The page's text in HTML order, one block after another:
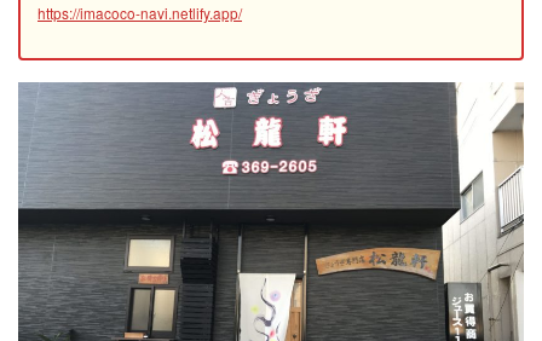
https://imacoco-navi.netlify.app/